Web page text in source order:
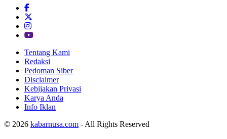
Tentang Kami
Redaksi
Pedoman Siber
Disclaimer
Kebijakan Privasi
Karya Anda
Info Iklan
© 2026 kabarnusa.com - All Rights Reserved